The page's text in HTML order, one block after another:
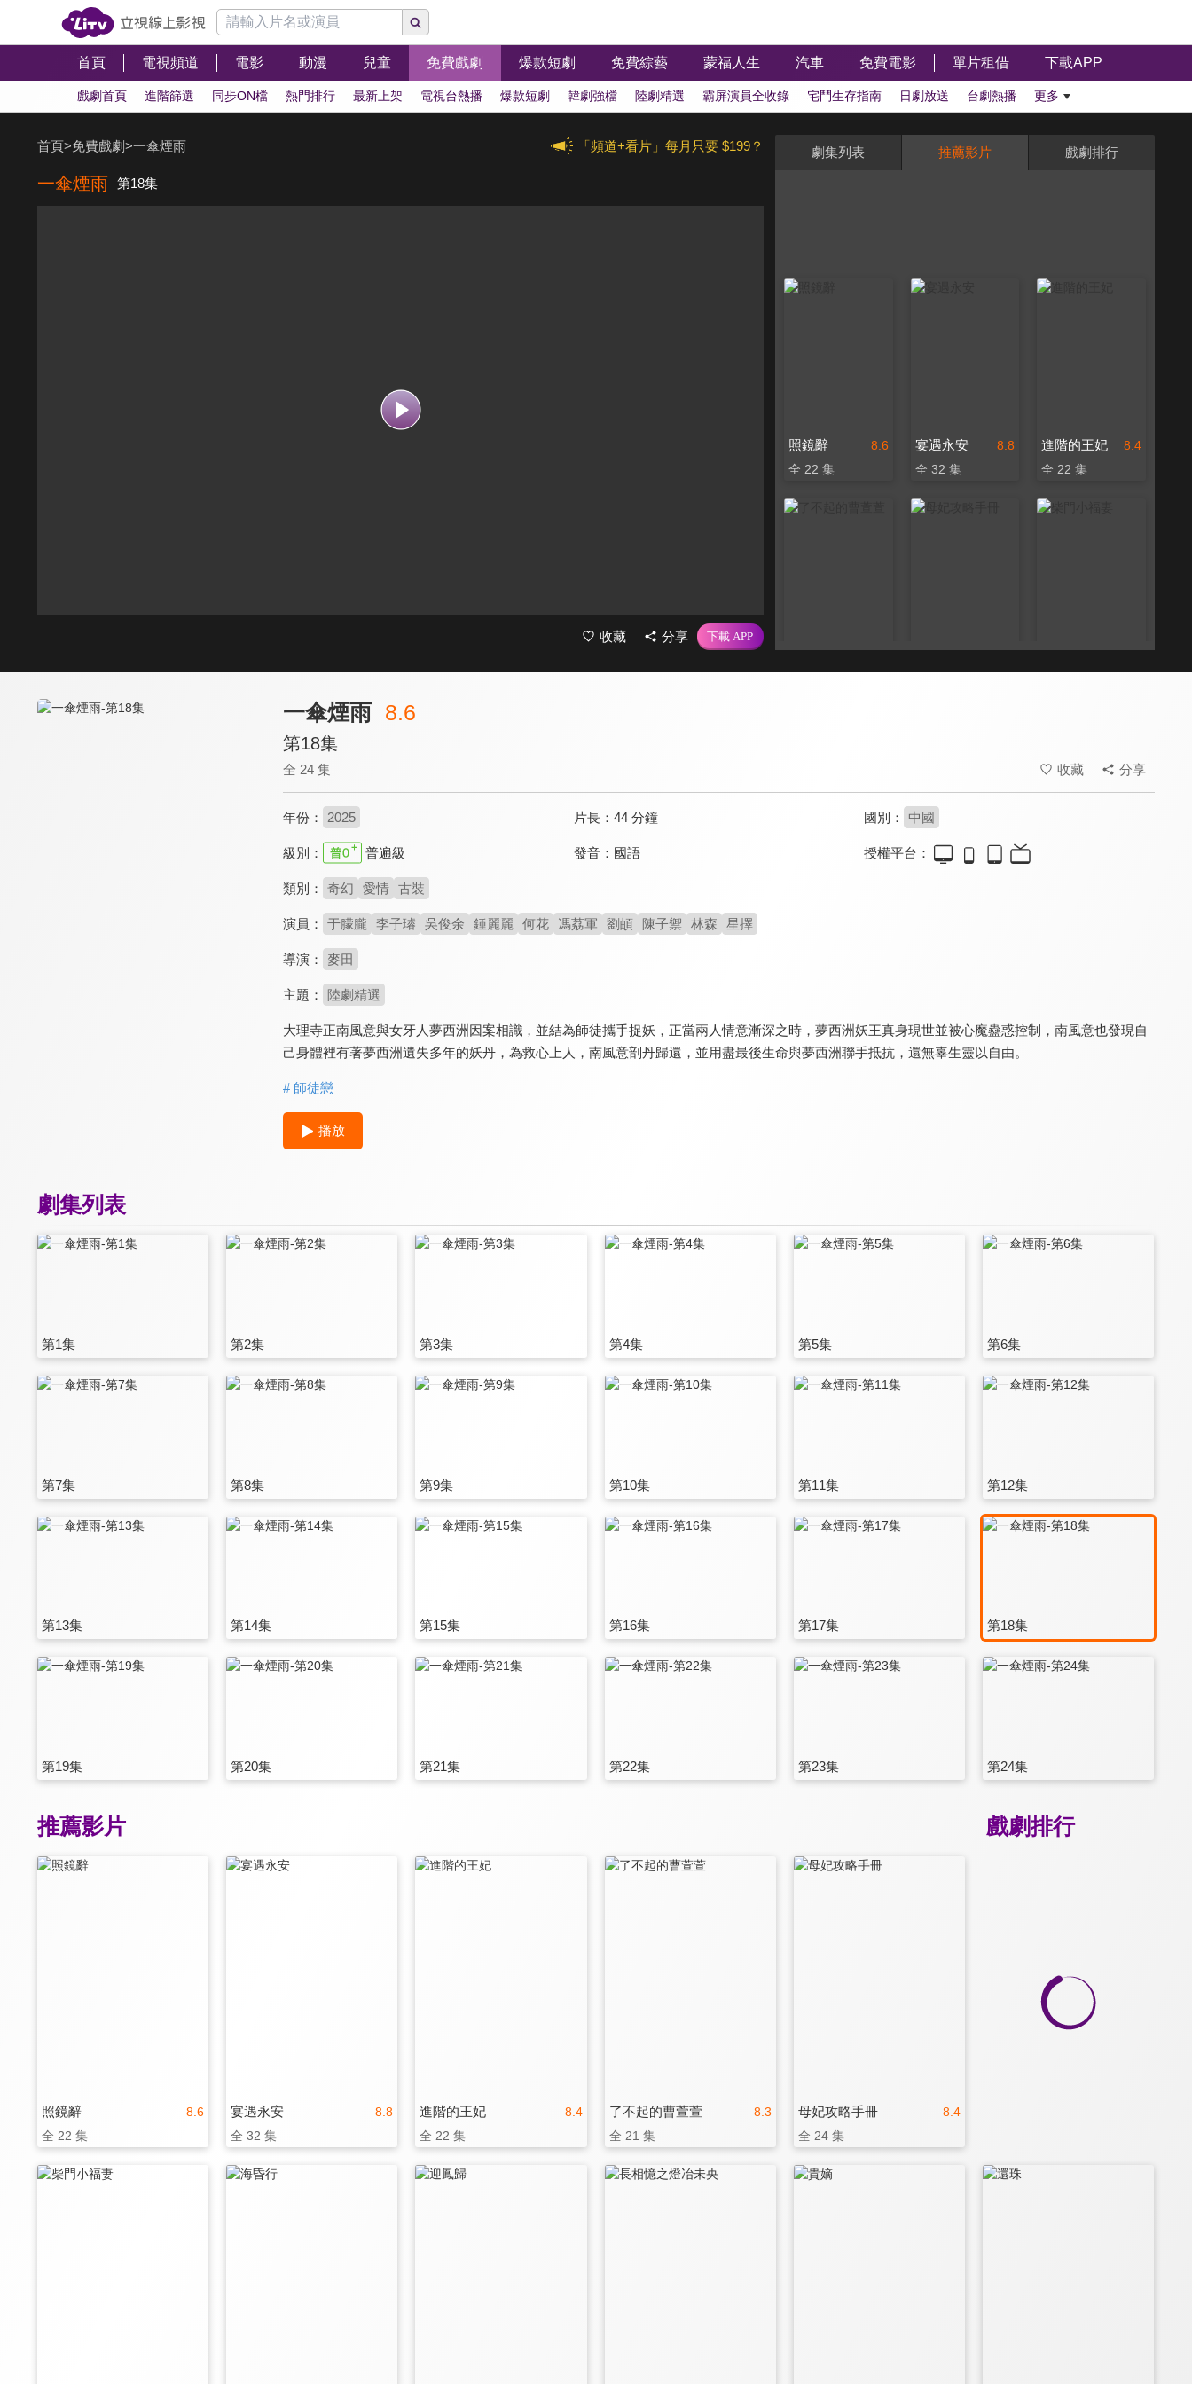
首頁 電視頻道 電影 動漫 兒童 免費戲劇 爆款短劇 免費綜藝 蒙福人生 汽車 免費電影 單片租借 下載APP
戲劇首頁 進階篩選 同步ON檔 熱門排行 最新上架 電視台熱播 爆款短劇 韓劇強檔 陸劇精選 霸屏演員全收錄 宅鬥生存指南 日劇放送 台劇熱播 更多
「頻道+看片」每月只要 $199？
首頁>免費戲劇>一傘煙雨
一傘煙雨 第18集
收藏 分享
劇集列表 推薦影片 戲劇排行
8.6
照鏡辭
全 22 集
8.8
宴遇永安
全 32 集
8.4
進階的王妃
全 22 集
一傘煙雨 8.6
第18集
全 24 集 收藏 分享
年份： 2025 片長： 44 分鐘 國別： 中國
級別： 普遍級 發音： 國語 授權平台：
類別： 奇幻 愛情 古裝
演員： 于朦朧 李子璿 吳俊余 鍾麗麗 何花 馮荔軍 劉頔 陳子禦 林森 星擇
導演： 麥田
主題： 陸劇精選
大理寺正南風意與女牙人夢西洲因案相識，並結為師徒攜手捉妖，正當兩人情意漸深之時，夢西洲妖王真身現世並被心魔蠱惑控制，南風意也發現自
己身體裡有著夢西洲遺失多年的妖丹，為救心上人，南風意剖丹歸還，並用盡最後生命與夢西洲聯手抵抗，還無辜生靈以自由。
# 師徒戀
播放
劇集列表
第1集 第2集 第3集 第4集 第5集 第6集
第7集 第8集 第9集 第10集 第11集 第12集
第13集 第14集 第15集 第16集 第17集 第18集
第19集 第20集 第21集 第22集 第23集 第24集
戲劇排行
推薦影片
8.6
照鏡辭
全 22 集
8.8
宴遇永安
全 32 集
8.4
進階的王妃
全 22 集
8.3
了不起的曹萱萱
全 21 集
8.4
母妃攻略手冊
全 24 集